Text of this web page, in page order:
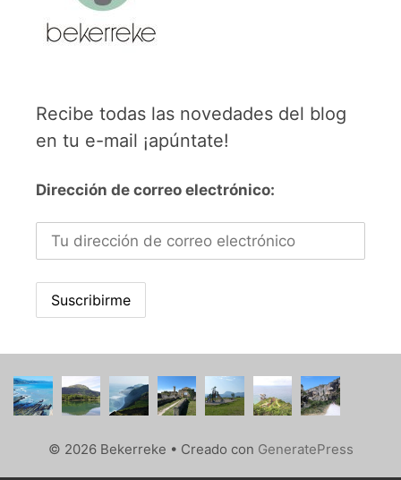
Recibe todas las novedades del blog
en tu e-mail ¡apúntate!
Dirección de correo electrónico:
© 2026 Bekerreke • Creado con GeneratePress